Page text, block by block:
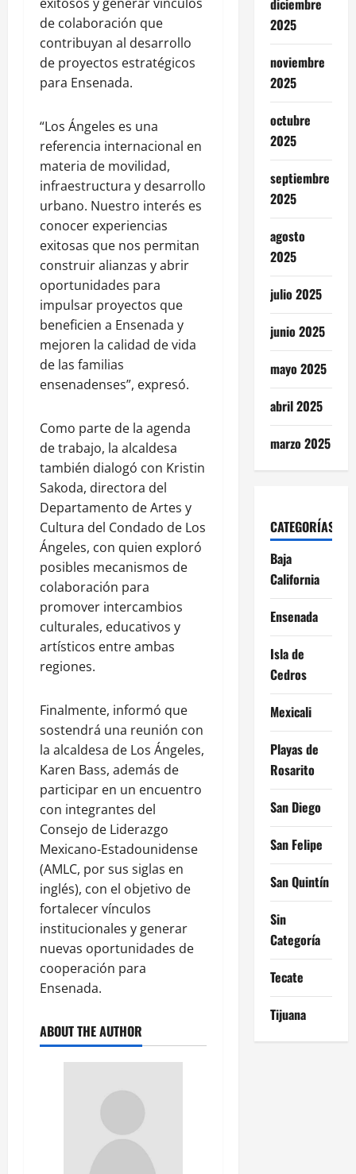
de colaboración que
contribuyan al desarrollo
de proyectos estratégicos
para Ensenada.
“Los Ángeles es una
referencia internacional en
materia de movilidad,
infraestructura y desarrollo
urbano. Nuestro interés es
conocer experiencias
exitosas que nos permitan
construir alianzas y abrir
oportunidades para
impulsar proyectos que
beneficien a Ensenada y
mejoren la calidad de vida
de las familias
ensenadenses”, expresó.
Como parte de la agenda
de trabajo, la alcaldesa
también dialogó con Kristin
Sakoda, directora del
Departamento de Artes y
Cultura del Condado de Los
Ángeles, con quien exploró
posibles mecanismos de
colaboración para
promover intercambios
culturales, educativos y
artísticos entre ambas
regiones.
Finalmente, informó que
sostendrá una reunión con
la alcaldesa de Los Ángeles,
Karen Bass, además de
participar en un encuentro
con integrantes del
Consejo de Liderazgo
Mexicano-Estadounidense
(AMLC, por sus siglas en
inglés), con el objetivo de
fortalecer vínculos
institucionales y generar
nuevas oportunidades de
cooperación para
Ensenada.
ABOUT THE AUTHOR
diciembre
2025
noviembre
2025
octubre
2025
septiembre
2025
agosto
2025
julio 2025
junio 2025
mayo 2025
abril 2025
marzo 2025
CATEGORÍAS
Baja
California
Ensenada
Isla de
Cedros
Mexicali
Playas de
Rosarito
San Diego
San Felipe
San Quintín
Sin
Categoría
Tecate
Tijuana